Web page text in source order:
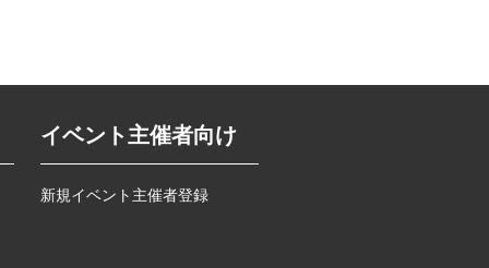
イベント主催者向け
新規イベント主催者登録